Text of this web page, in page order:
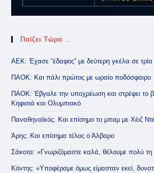
Παίζει Τώρα ..
ΑΕΚ: Έχασε “έδαφος” με δεύτερη γκέλα σε τρία
ΠΑΟΚ: Και πάλι πρώτος με ωραίο ποδόσφαιρο
ΠΑΟΚ: Έβγαλε την υποχρέωση και στρέφει το
Κηφισιά και Ολυμπιακό
Παναθηναϊκός: Και επίσημο το μπαμ με Χέιζ
Άρης: Και επίσημα τέλος ο Άλβαρο
Σάκοτα: «Γνωριζόμαστε καλά, θέλουμε πολύ τη
Κόντης: «Υποφέραμε όμως είμασταν εκεί,